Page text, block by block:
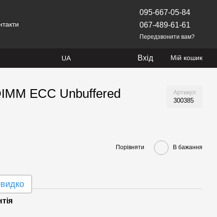
095-667-05-84
067-489-61-61
Передзвонити вам?
UA Вхід Мій кошик
ECC Unbuffered
Артикул
300385
Порівняти В бажання